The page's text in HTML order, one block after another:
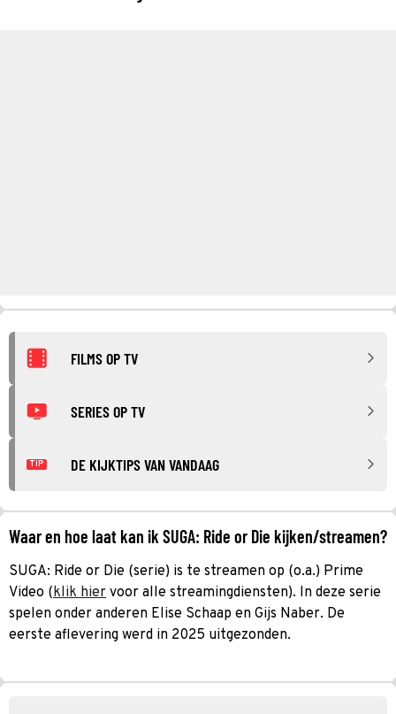
FILMS OP TV
SERIES OP TV
TIP DE KIJKTIPS VAN VANDAAG
Waar en hoe laat kan ik SUGA: Ride or Die kijken/streamen?
SUGA: Ride or Die (serie) is te streamen op (o.a.) Prime
Video (klik hier voor alle streamingdiensten). In deze serie
spelen onder anderen Elise Schaap en Gijs Naber. De
eerste aflevering werd in 2025 uitgezonden.